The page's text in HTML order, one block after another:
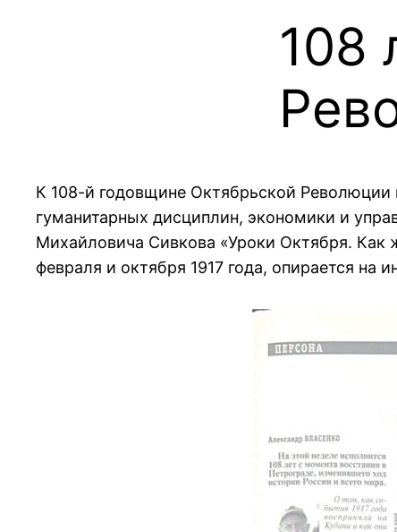
108
К 108-й годовщине Октябрьской Революции
гуманитарных дисциплин, экономики и
Михайловича Сивкова «Уроки Октября. Как
февраля и октября 1917 года, опирается на